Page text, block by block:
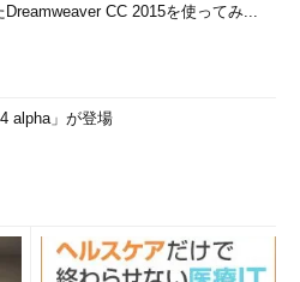
Dreamweaver CC 2015を使ってみ...
alpha」が登場